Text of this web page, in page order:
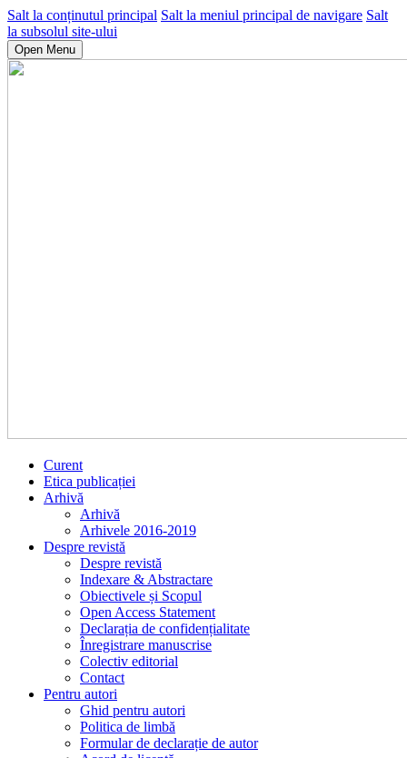
Salt la conținutul principal Salt la meniul principal de navigare Salt
la subsolul site-ului
Open Menu
Curent
Etica publicației
Arhivă
Arhivă
Arhivele 2016-2019
Despre revistă
Despre revistă
Indexare & Abstractare
Obiectivele și Scopul
Open Access Statement
Declarația de confidențialitate
Înregistrare manuscrise
Colectiv editorial
Contact
Pentru autori
Ghid pentru autori
Politica de limbă
Formular de declarație de autor